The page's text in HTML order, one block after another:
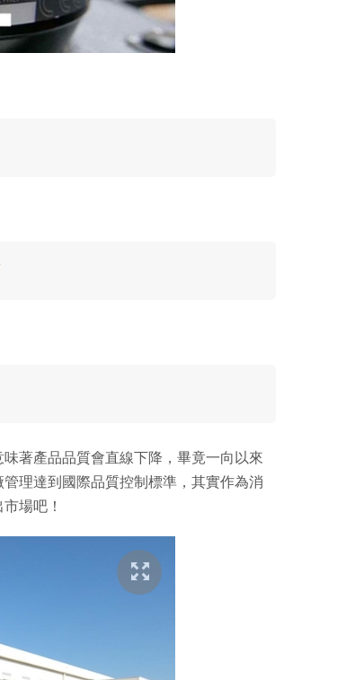
著產品品質會直線下降，畢竟一向以來
理達到國際品質控制標準，其實作為消
場吧！